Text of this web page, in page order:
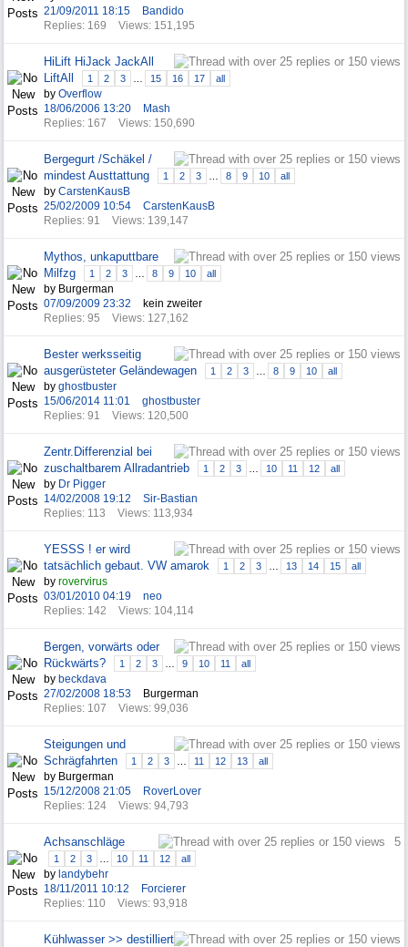
21/09/2011 18:15
Bandido
Replies: 169
Views: 151,195
HiLift HiJack JackAll
LiftAll
1 2 3 15 16 17 all
by Overflow
18/06/2006 13:20
Mash
Replies: 167
Views: 150,690
Bergegurt /Schäkel /
mindest Austtattung
1 2 3 8 9 10 all
by CarstenKausB
25/02/2009 10:54
CarstenKausB
Replies: 91
Views: 139,147
Mythos, unkaputtbare
Milfzg
1 2 3 8 9 10 all
by Burgerman
07/09/2009 23:32
kein zweiter
Replies: 95
Views: 127,162
Bester werksseitig
ausgerüsteter Geländewagen
1 2 3 8 9 10 all
by ghostbuster
15/06/2014 11:01
ghostbuster
Replies: 91
Views: 120,500
Zentr.Differenzial bei
zuschaltbarem Allradantrieb
1 2 3 10 11 12 all
by Dr Pigger
14/02/2008 19:12
Sir-Bastian
Replies: 113
Views: 113,934
YESSS ! er wird
tatsächlich gebaut. VW amarok
1 2 3 13 14 15 all
by rovervirus
03/01/2010 04:19
neo
Replies: 142
Views: 104,114
Bergen, vorwärts oder
Rückwärts?
1 2 3 9 10 11 all
by beckdava
27/02/2008 18:53
Burgerman
Replies: 107
Views: 99,036
Steigungen und
Schrägfahrten
1 2 3 11 12 13 all
by Burgerman
15/12/2008 21:05
RoverLover
Replies: 124
Views: 94,793
5
Achsanschläge
1 2 3 10 11 12 all
by landybehr
18/11/2011 10:12
Forcierer
Replies: 110
Views: 93,918
Kühlwasser >> destilliert